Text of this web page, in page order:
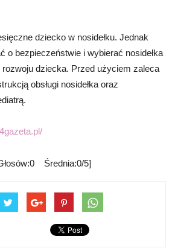
dziecko w nosidełku. Jednak
o bezpieczeństwie i wybierać nosidełka
rozwoju dziecka. Przed użyciem zaleca
obsługi nosidełka oraz
Średnia:0/5]